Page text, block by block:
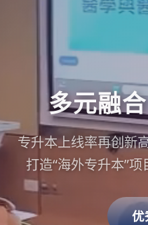
多元融
专升本上线率再创新
打造“海外专升本”
优